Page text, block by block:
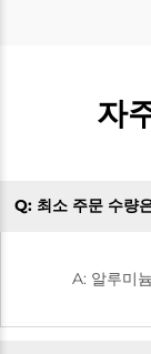
자
Q: 최소 주문 수량
A: 알루미